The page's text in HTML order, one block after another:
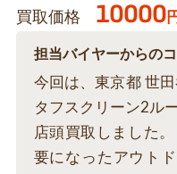
買取価格 10000
担当バイヤーからの
今回は、東京都 世
タフスクリーン2ル
店頭買取しました
要になったアウト